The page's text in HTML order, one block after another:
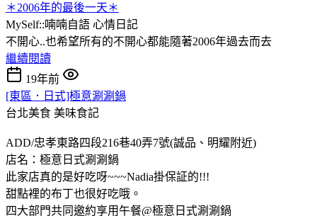
＊2006年的最後一天＊
MySelf::喃喃自語 心情日記
不開心..也希望所有的不開心都能隨著2006年過去而去
繼續閱讀
19年前
[東區．日式]極意涮涮鍋
台北美食 美味食記
ADD/忠孝東路四段216巷40弄7號(誠品、明耀附近)
店名：極意日式涮涮鍋
此家店真的是好吃呀~~~Nadia掛保証的!!!
甜點裡的布丁也很好吃哦。
四大部門共同邀約享用午餐@極意日式涮涮鍋